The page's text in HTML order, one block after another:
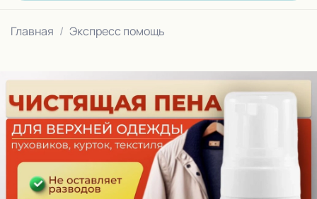
Главная Экспресс помощь